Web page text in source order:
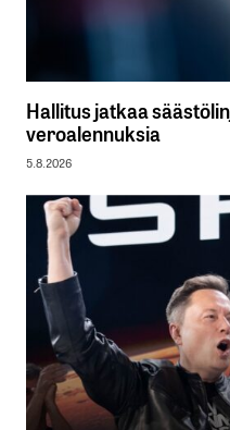
Hallitus jatkaa
veroalennuksia
5.8.2026